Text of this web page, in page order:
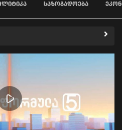
ᲡᲐᲖᲝᲒᲐᲓᲝᲔᲑᲐ